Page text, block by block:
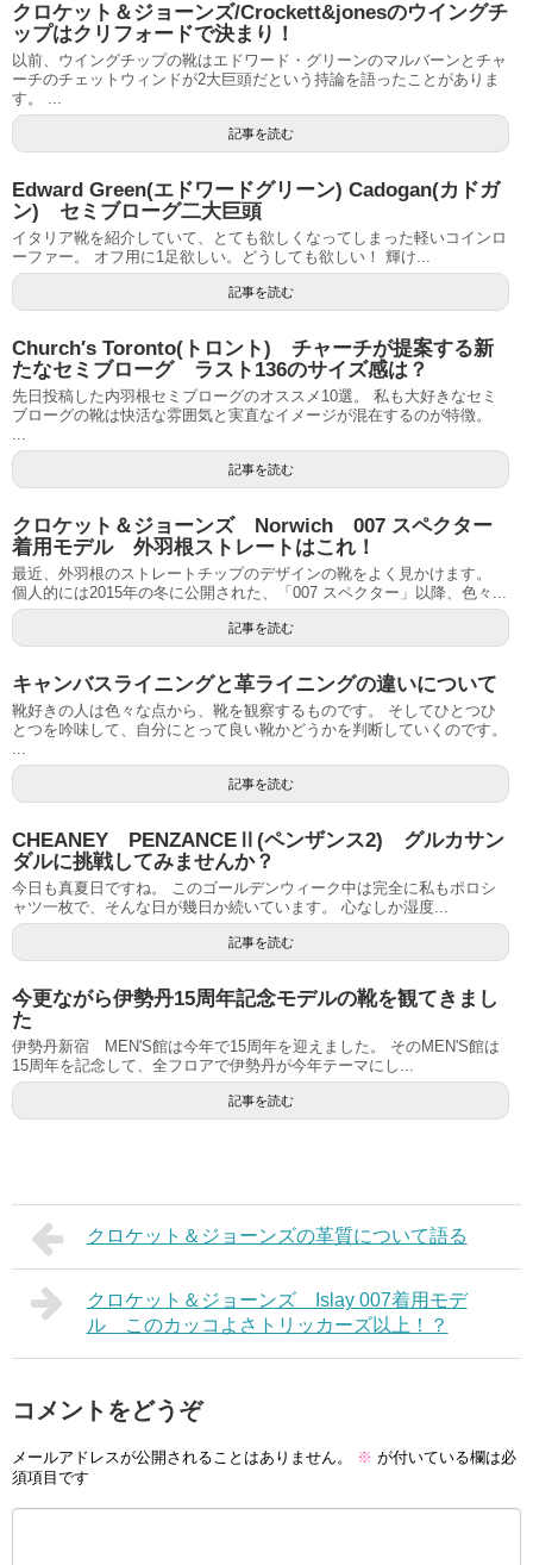
クロケット＆ジョーンズ/Crockett&jonesのウイングチ
ップはクリフォードで決まり！
以前、ウイングチップの靴はエドワード・グリーンのマルバーンとチャ
ーチのチェットウィンドが2大巨頭だという持論を語ったことがありま
す。 ...
記事を読む
Edward Green(エドワードグリーン) Cadogan(カドガ
ン) セミブローグ二大巨頭
イタリア靴を紹介していて、とても欲しくなってしまった軽いコインロ
ーファー。 オフ用に1足欲しい。どうしても欲しい！ 輝け...
記事を読む
Church′s Toronto(トロント) チャーチが提案する新
たなセミブローグ ラスト136のサイズ感は？
先日投稿した内羽根セミブローグのオススメ10選。 私も大好きなセミ
ブローグの靴は快活な雰囲気と実直なイメージが混在するのが特徴。
...
記事を読む
クロケット＆ジョーンズ Norwich 007 スペクター
着用モデル 外羽根ストレートはこれ！
最近、外羽根のストレートチップのデザインの靴をよく見かけます。
個人的には2015年の冬に公開された、「007 スペクター」以降、色々...
記事を読む
キャンバスライニングと革ライニングの違いについて
靴好きの人は色々な点から、靴を観察するものです。 そしてひとつひ
とつを吟味して、自分にとって良い靴かどうかを判断していくのです。
...
記事を読む
CHEANEY PENZANCEⅡ(ペンザンス2) グルカサン
ダルに挑戦してみませんか？
今日も真夏日ですね。 このゴールデンウィーク中は完全に私もポロシ
ャツ一枚で、そんな日が幾日か続いています。 心なしか湿度...
記事を読む
今更ながら伊勢丹15周年記念モデルの靴を観てきまし
た
伊勢丹新宿 MEN'S館は今年で15周年を迎えました。 そのMEN'S館は
15周年を記念して、全フロアで伊勢丹が今年テーマにし...
記事を読む
クロケット＆ジョーンズの革質について語る
クロケット＆ジョーンズ Islay 007着用モデ
ル このカッコよさトリッカーズ以上！？
コメントをどうぞ
メールアドレスが公開されることはありません。 ※ が付いている欄は必
須項目です